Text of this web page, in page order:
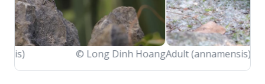
Adult (annamensis) © Tuan Tran